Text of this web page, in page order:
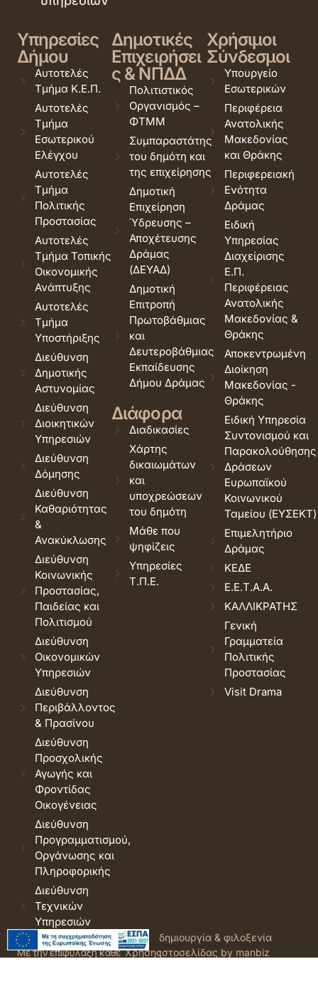
Υπηρεσίες
Δήμου
Αυτοτελές
Τμήμα Κ.Ε.Π.
Αυτοτελές
Τμήμα
Εσωτερικού
Ελέγχου
Αυτοτελές
Τμήμα
Πολιτικής
Προστασίας
Αυτοτελές
Τμήμα Τοπικής
Οικονομικής
Ανάπτυξης
Αυτοτελές
Τμήμα
Υποστήριξης
Διεύθυνση
Δημοτικής
Αστυνομίας
Διεύθυνση
Διοικητικών
Υπηρεσιών
Διεύθυνση
Δόμησης
Διεύθυνση
Καθαριότητας
&
Ανακύκλωσης
Διεύθυνση
Κοινωνικής
Προστασίας,
Παιδείας και
Πολιτισμού
Διεύθυνση
Οικονομικών
Υπηρεσιών
Διεύθυνση
Περιβάλλοντος
& Πρασίνου
Διεύθυνση
Προσχολικής
Αγωγής και
Φροντίδας
Οικογένειας
Διεύθυνση
Προγραμματισμού,
Οργάνωσης και
Πληροφορικής
Διεύθυνση
Τεχνικών
Υπηρεσιών
Δημοτικές
Επιχειρήσει
ς & ΝΠΔΔ
Πολιτιστικός
Οργανισμός –
ΦΤΜΜ
Συμπαραστάτης
του δημότη και
της επιχείρησης
Δημοτική
Επιχείρηση
Ύδρευσης –
Αποχέτευσης
Δράμας
(ΔΕΥΑΔ)
Δημοτική
Επιτροπή
Πρωτοβάθμιας
και
Δευτεροβάθμιας
Εκπαίδευσης
Δήμου Δράμας
Διάφορα
Διαδικασίες
Χάρτης
δικαιωμάτων
και
υποχρεώσεων
του δημότη
Μάθε που
ψηφίζεις
Υπηρεσίες
Τ.Π.Ε.
Χρήσιμοι
Σύνδεσμοι
Υπουργείο
Εσωτερικών
Περιφέρεια
Ανατολικής
Μακεδονίας
και Θράκης
Περιφερειακή
Ενότητα
Δράμας
Ειδική
Υπηρεσίας
Διαχείρισης
Ε.Π.
Περιφέρειας
Ανατολικής
Μακεδονίας &
Θράκης
Αποκεντρωμένη
Διοίκηση
Μακεδονίας -
Θράκης
Ειδική Υπηρεσία
Συντονισμού και
Παρακολούθησης
Δράσεων
Ευρωπαϊκού
Κοινωνικού
Ταμείου (ΕΥΣΕΚΤ)
Επιμελητήριο
Δράμας
ΚΕΔΕ
Ε.Ε.Τ.Α.Α.
ΚΑΛΛΙΚΡΑΤΗΣ
Γενική
Γραμματεία
Πολιτικής
Προστασίας
Visit Drama
© 2026 Δήμος Δράμας.
Με την επιφύλαξη κάθε
Όροι
Χρήσης
δημιουργία & φιλοξενία
ιστοσελίδας by manbiz